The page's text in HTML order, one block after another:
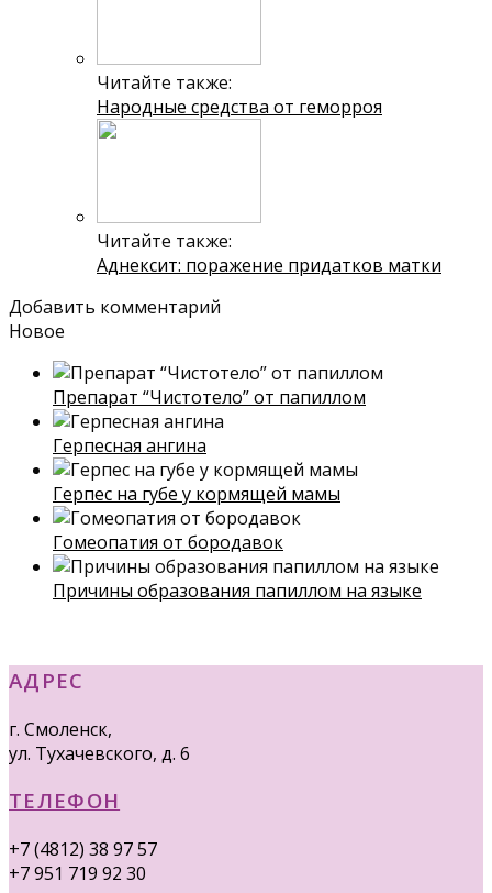
Читайте также:
Народные средства от геморроя
Читайте также:
Аднексит: поражение придатков матки
Добавить комментарий
Новое
Препарат “Чистотело” от папиллом
Герпесная ангина
Герпес на губе у кормящей мамы
Гомеопатия от бородавок
Причины образования папиллом на языке
АДРЕС
г. Смоленск,
ул. Тухачевского, д. 6
ТЕЛЕФОН
+7 (4812) 38 97 57
+7 951 719 92 30